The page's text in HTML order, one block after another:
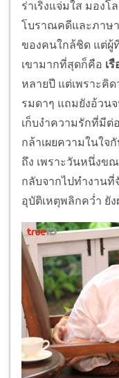
ร่าเริงแจ่มใส มอง
โบราณคดีและภาษา
ของคนใกล้ชิด แต่ผู้
เขามากที่สุดก็คือ เ
หลายปี แต่เพราะคิ
รมดาๆ แถมยังอ้วน
เก็บงำความรักที่มีต่
กล้าเผยความในใจ
ถึง เพราะวันหนึ่งข
กลับจากไปทำงานที่
อุบัติเหตุพลิกคว่ำ ยั